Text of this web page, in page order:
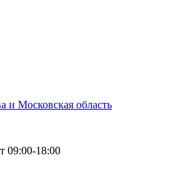
и Московская область
09:00-18:00